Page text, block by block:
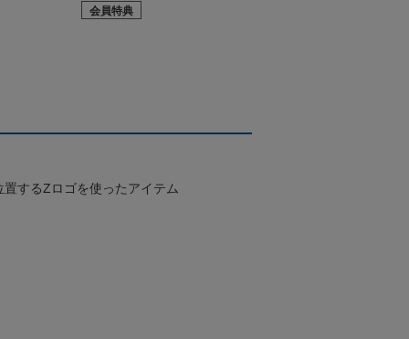
会員特典
するZロゴを使ったアイテム